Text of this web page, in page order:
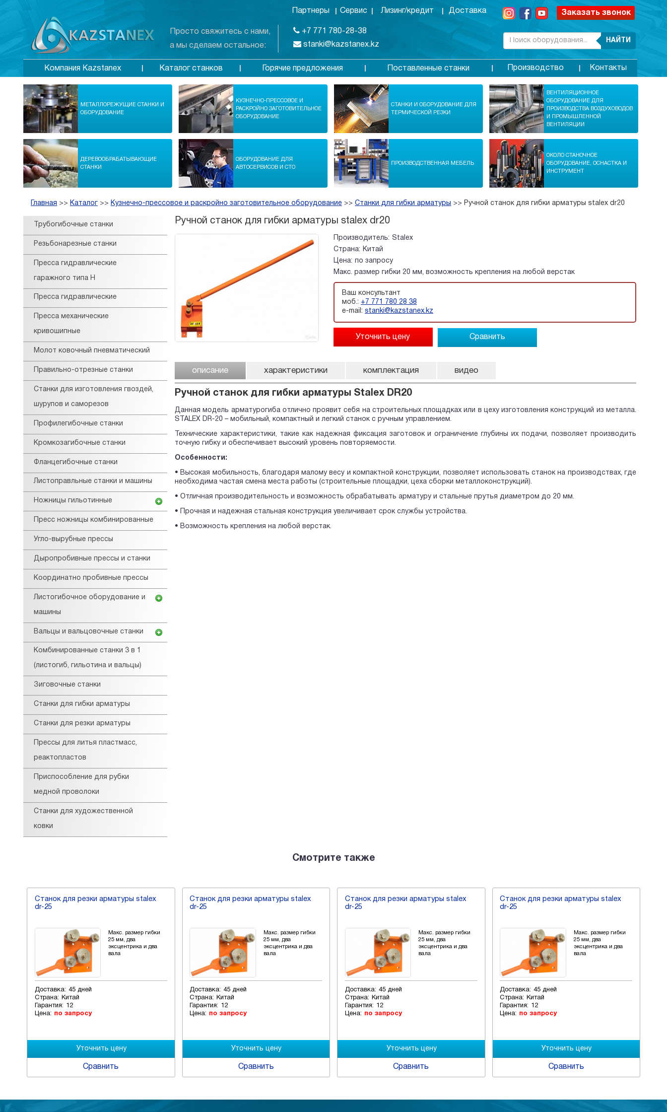
Просто свяжитесь с нами,
а мы сделаем остальное:
Партнеры Сервис Лизинг/кредит Доставка
+7 771 780-28-38
stanki@kazstanex.kz
Заказать звонок
НАЙТИ
Компания Kazstanex Каталог станков Горячие предложения Поставленные станки Производство Контакты
МЕТАЛЛОРЕЖУЩИЕ СТАНКИ И
ОБОРУДОВАНИЕ
КУЗНЕЧНО-ПРЕССОВОЕ И
РАСКРОЙНО ЗАГОТОВИТЕЛЬНОЕ
ОБОРУДОВАНИЕ
СТАНКИ И ОБОРУДОВАНИЕ ДЛЯ
ТЕРМИЧЕСКОЙ РЕЗКИ
ВЕНТИЛЯЦИОННОЕ
ОБОРУДОВАНИЕ ДЛЯ
ПРОИЗВОДСТВА ВОЗДУХОВОДОВ
И ПРОМЫШЛЕННОЙ
ВЕНТИЛЯЦИИ
ДЕРЕВООБРАБАТЫВАЮЩИЕ
СТАНКИ
ОБОРУДОВАНИЕ ДЛЯ
АВТОСЕРВИСОВ И СТО
ПРОИЗВОДСТВЕННАЯ МЕБЕЛЬ
ОКОЛО СТАНОЧНОЕ
ОБОРУДОВАНИЕ, ОСНАСТКА И
ИНСТРУМЕНТ
Главная >> Каталог >> Кузнечно-прессовое и раскройно заготовительное оборудование >> Станки для гибки арматуры >> Ручной станок для гибки арматуры stalex dr20
Трубогибочные станки
Резьбонарезные станки
Пресса гидравлические
гаражного типа Н
Пресса гидравлические
Пресса механические
кривошипные
Молот ковочный пневматический
Правильно-отрезные станки
Станки для изготовления гвоздей,
шурупов и саморезов
Профилегибочные станки
Кромкозагибочные станки
Фланцегибочные станки
Листоправльные станки и машины
Ножницы гильотинные
Пресс ножницы комбинированные
Угло-вырубные прессы
Дыропробивные прессы и станки
Координатно пробивные прессы
Листогибочное оборудование и
машины
Вальцы и вальцовочные станки
Комбинированные станки 3 в 1
(листогиб, гильотина и вальцы)
Зиговочные станки
Станки для гибки арматуры
Станки для резки арматуры
Прессы для литья пластмасс,
реактопластов
Приспособление для рубки
медной проволоки
Станки для художественной
ковки
Ручной станок для гибки арматуры stalex dr20
Производитель: Stalex
Страна:
Китай
Цена: по запросу
Макс. размер гибки 20 мм, возможность крепления на любой верстак
Ваш консультант
моб.: +7 771 780 28 38
e-mail: stanki@kazstanex.kz
Сравнить
описание характеристики комплектация видео
Ручной станок для гибки арматуры Stalex DR20
Данная модель арматурогиба отлично проявит себя на строительных площадках или в цеху изготовления конструкций из металла.
STALEX DR-20 – мобильный, компактный и легкий станок с ручным управлением.
Технические характеристики, такие как надежная фиксация заготовок и ограничение глубины их подачи, позволяет производить
точную гибку и обеспечивает высокий уровень повторяемости.
Особенности:
• Высокая мобильность, благодаря малому весу и компактной конструкции, позволяет использовать станок на производствах, где
необходима частая смена места работы (строительные площадки, цеха сборки металлоконструкций).
• Отличная производительность и возможность обрабатывать арматуру и стальные прутья диаметром до 20 мм.
• Прочная и надежная стальная конструкция увеличивает срок службы устройства.
• Возможность крепления на любой верстак.
Смотрите также
Станок для резки арматуры stalex
dr-25
Макс. размер гибки
25 мм, два
эксцентрика и два
вала
Доставка: 45 дней
Страна:
Китай
Гарантия: 12
Цена: по запросу
Сравнить
Станок для резки арматуры stalex
dr-25
Макс. размер гибки
25 мм, два
эксцентрика и два
вала
Доставка: 45 дней
Страна:
Китай
Гарантия: 12
Цена: по запросу
Сравнить
Станок для резки арматуры stalex
dr-25
Макс. размер гибки
25 мм, два
эксцентрика и два
вала
Доставка: 45 дней
Страна:
Китай
Гарантия: 12
Цена: по запросу
Сравнить
Станок для резки арматуры stalex
dr-25
Макс. размер гибки
25 мм, два
эксцентрика и два
вала
Доставка: 45 дней
Страна:
Китай
Гарантия: 12
Цена: по запросу
Сравнить